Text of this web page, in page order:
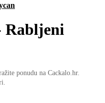
Rabljeni
ponudu na Cackalo.hr.